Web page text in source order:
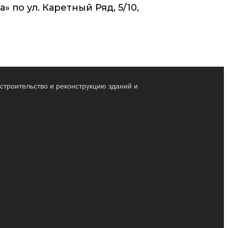
по ул. Каретный Ряд, 5/10,
и реконструкцию зданий и